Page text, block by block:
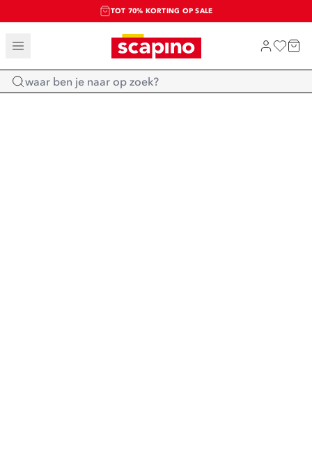
TOT 70% KORTING OP SALE
SALE: LAATSTE KANS!
SHOP NIEUW
Home